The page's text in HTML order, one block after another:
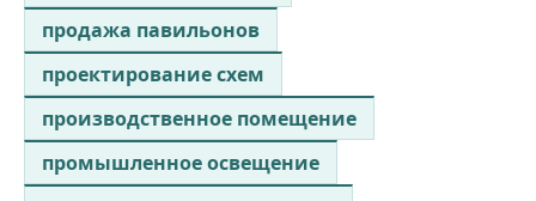
продажа павильонов
проектирование схем
производственное помещение
промышленное освещение